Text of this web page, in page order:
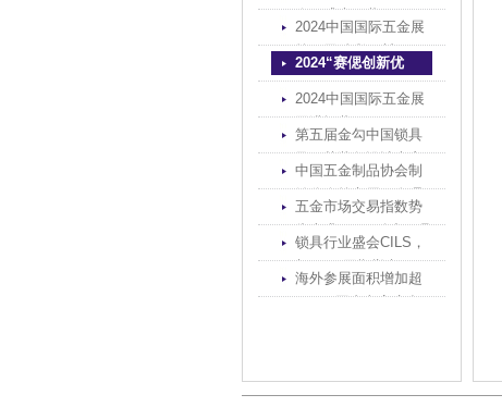
今日盛大开幕！
2024中国国际五金展
第二天精彩不断！
2024“赛偲创新优
品”评价结果于中国国
际五金展期间正式发
布
2024中国国际五金展
圆满闭幕！
第五届金勾中国锁具
及工艺装备设计大赛
结果正式发布
中国五金制品协会制
锁分会第六届二次理
事会暨全国制锁行业
第三十一次信息交流
会于浦江盛大召开
五金市场交易指数势
头上升，DIY动力工具
成为生活必需品，
2023中国国际五金展
期待与您共辟新机遇
锁具行业盛会CILS，
与CIHS同期举办
海外参展面积增加超
200% 国内老客户参